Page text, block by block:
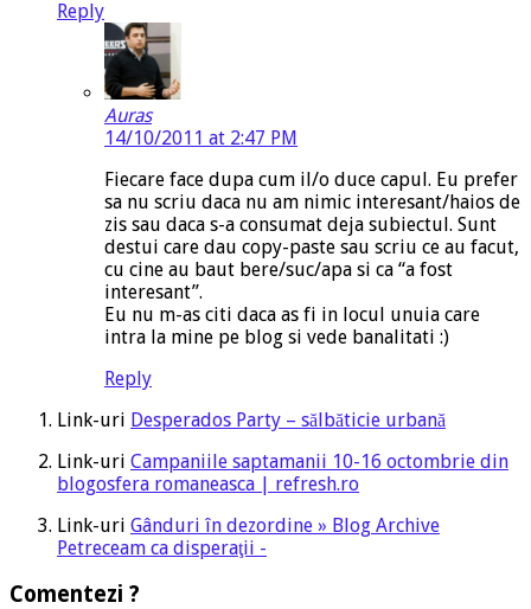
Reply
Auras
14/10/2011 at 2:47 PM
Fiecare face dupa cum il/o duce capul. Eu prefer
sa nu scriu daca nu am nimic interesant/haios de
zis sau daca s-a consumat deja subiectul. Sunt
destui care dau copy-paste sau scriu ce au facut,
cu cine au baut bere/suc/apa si ca “a fost
interesant”.
Eu nu m-as citi daca as fi in locul unuia care
intra la mine pe blog si vede banalitati :)
Reply
Link-uri Desperados Party – sălbăticie urbană
Link-uri Campaniile saptamanii 10-16 octombrie din
blogosfera romaneasca | refresh.ro
Link-uri Gânduri în dezordine » Blog Archive
Petreceam ca disperaţii -
Comentezi ?